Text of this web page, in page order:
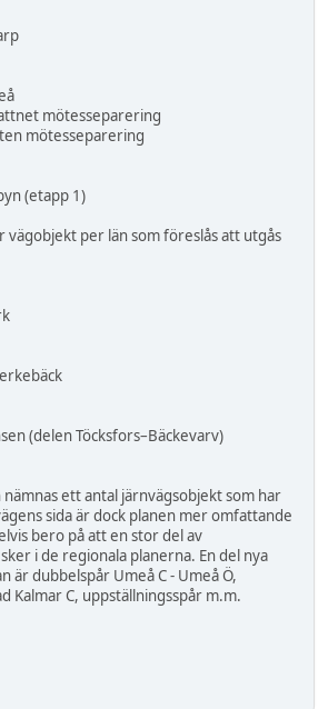
mötesseparering
mötesseparering
(etapp 1)
vägobjekt per län som föreslås att utgås
(delen Töcksfors–Bäckevarv)
ett antal järnvägsobjekt som har
sida är dock planen mer omfattande
bero på att en stor del av
i de regionala planerna. En del nya
är dubbelspår Umeå C - Umeå Ö,
Kalmar C, uppställningsspår m.m.